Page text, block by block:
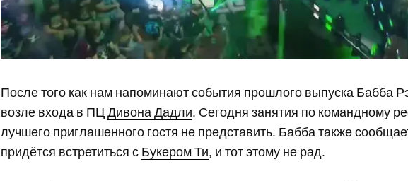
После того как нам напоминают события прошлого выпуска Бабба
возле входа в ПЦДивона Дадли. Сегодня занятия по командному
лучшего приглашенного гостя не представить. Бабба также
придётся встретиться с Букером Ти, и тот этому не рад.